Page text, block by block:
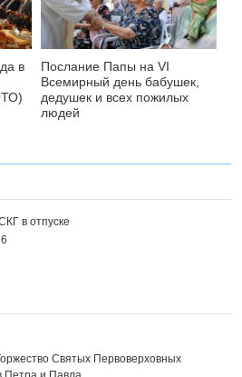
в
Послание Папы на VI
Всемирный день бабушек,
дедушек и всех пожилых
людей
в отпуске
Святых Первоверховных